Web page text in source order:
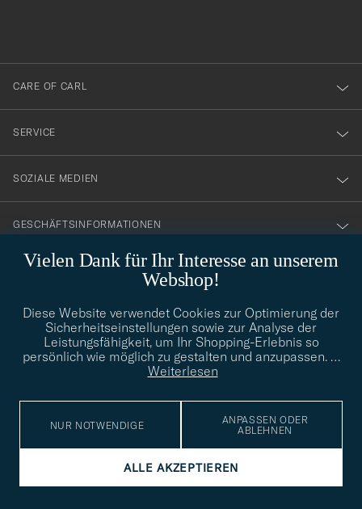
Vielen Dank für Ihr Interesse an unserem
Webshop!
Diese Website verwendet Cookies zur Optimierung der
Sicherheitseinstellungen sowie zur Analyse der
Leistungsfähigkeit, um Ihr Shopping-Erlebnis so
persönlich wie möglich zu gestalten und anzupassen. …
Weiterlesen
NUR NOTWENDIGE
ANPASSEN ODER
ABLEHNEN
ALLE AKZEPTIEREN
dig
till
vårt
nyhetsbrev!
CARE OF CARL
SERVICE
SOZIALE MEDIEN
GESCHÄFTSINFORMATIONEN
info@careofcarl.de
Benötigen Sie Hilfe bei der Suche nach Ihrem persönlichen Stil?
Wenden Sie sich an uns, wir helfen Ihnen gerne weiter!
STILBERATUNG